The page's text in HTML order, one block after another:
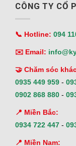
CÔNG TY CỔ
📞 Hotline: 094
✉️ Email:
🤝 Chăm sóc
0935 449 959 -
0902 868 880 -
📍 Miền Bắc:
0934 722 447 -
📍 Miền Nam: